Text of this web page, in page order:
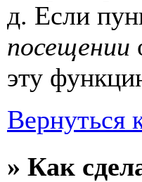
д. Если
посещении
эту
Вернуться
» Как